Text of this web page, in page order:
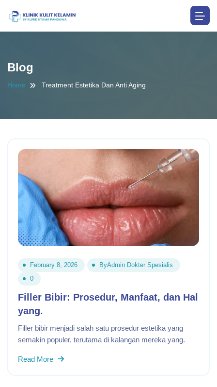
Blog
Home Treatment Estetika Dan Anti Aging
February 8, 2026 ByAdmin Dokter Spesialis
0
Filler Bibir: Prosedur, Manfaat, dan Hal
yang.
Filler bibir menjadi salah satu prosedur estetika yang
semakin populer, terutama di kalangan mereka yang.
Read More